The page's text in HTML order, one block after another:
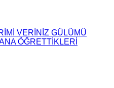
VERİNİZ GÜLÜMÜ
ÖĞRETTİKLERİ